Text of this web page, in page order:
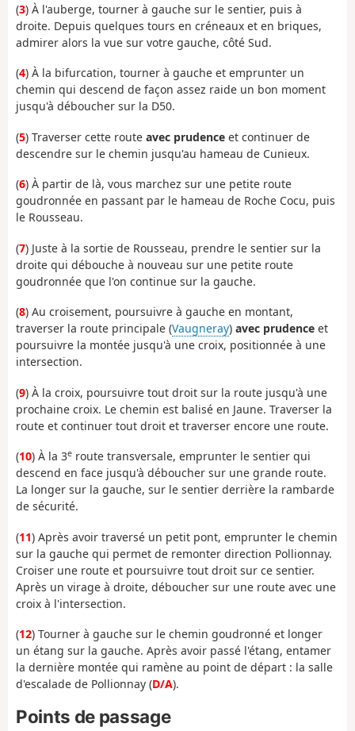
(3) À l'auberge, tourner à gauche sur le sentier, puis à
droite. Depuis quelques tours en créneaux et en briques,
admirer alors la vue sur votre gauche, côté Sud.
(4) À la bifurcation, tourner à gauche et emprunter un
chemin qui descend de façon assez raide un bon moment
jusqu'à déboucher sur la D50.
(5) Traverser cette route avec prudence et continuer de
descendre sur le chemin jusqu'au hameau de Cunieux.
(6) À partir de là, vous marchez sur une petite route
goudronnée en passant par le hameau de Roche Cocu, puis
le Rousseau.
(7) Juste à la sortie de Rousseau, prendre le sentier sur la
droite qui débouche à nouveau sur une petite route
goudronnée que l'on continue sur la gauche.
(8) Au croisement, poursuivre à gauche en montant,
traverser la route principale (Vaugneray) avec prudence et
poursuivre la montée jusqu'à une croix, positionnée à une
intersection.
(9) À la croix, poursuivre tout droit sur la route jusqu'à une
prochaine croix. Le chemin est balisé en Jaune. Traverser la
route et continuer tout droit et traverser encore une route.
(10) À la 3e route transversale, emprunter le sentier qui
descend en face jusqu'à déboucher sur une grande route.
La longer sur la gauche, sur le sentier derrière la rambarde
de sécurité.
(11) Après avoir traversé un petit pont, emprunter le chemin
sur la gauche qui permet de remonter direction Pollionnay.
Croiser une route et poursuivre tout droit sur ce sentier.
Après un virage à droite, déboucher sur une route avec une
croix à l'intersection.
(12) Tourner à gauche sur le chemin goudronné et longer
un étang sur la gauche. Après avoir passé l'étang, entamer
la dernière montée qui ramène au point de départ : la salle
d'escalade de Pollionnay (D/A).
Points de passage